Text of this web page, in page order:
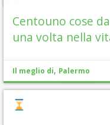
Centouno cose
una volta nella
Il meglio di, Palermo